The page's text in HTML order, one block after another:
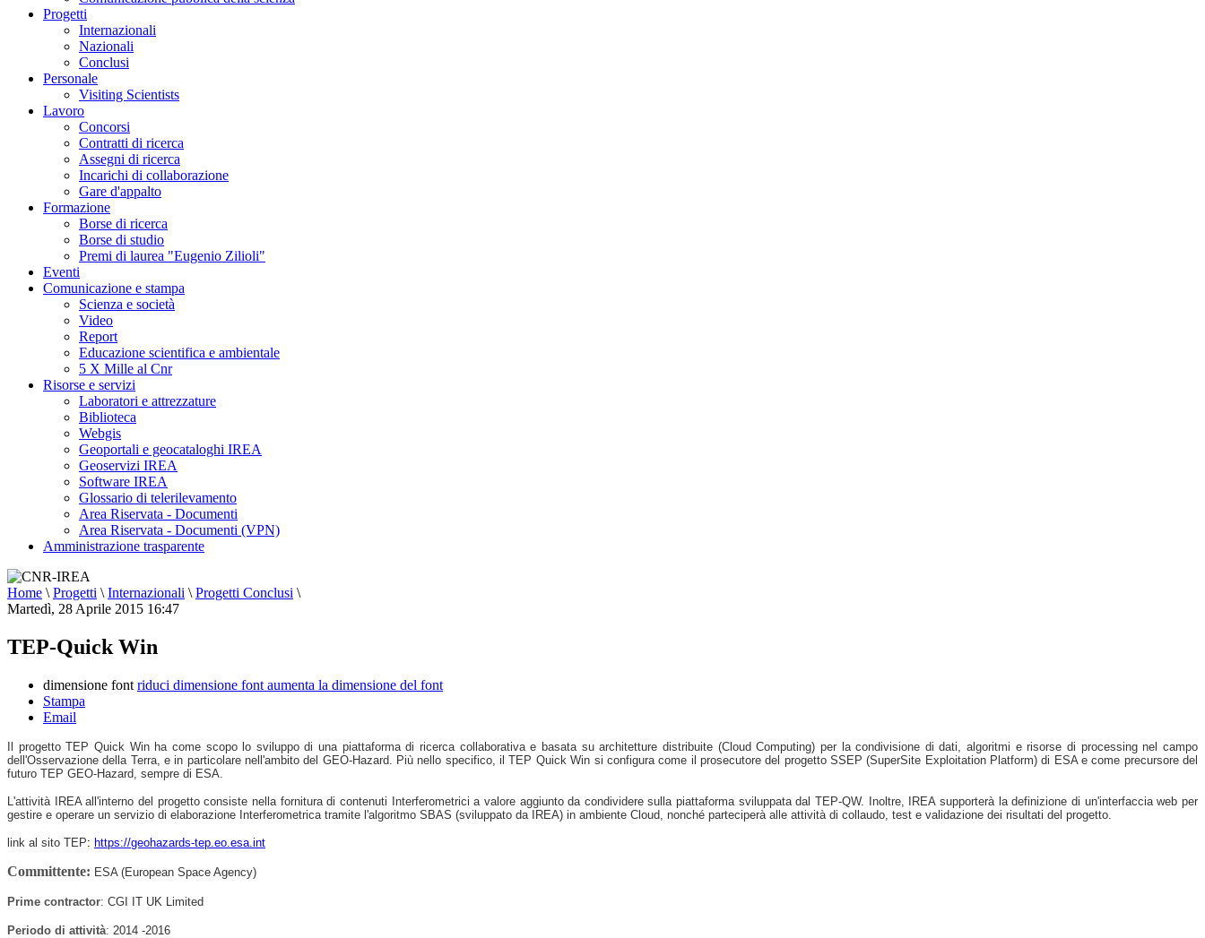
Progetti
Internazionali
Nazionali
Conclusi
Personale
Visiting Scientists
Lavoro
Concorsi
Contratti di ricerca
Assegni di ricerca
Incarichi di collaborazione
Gare d'appalto
Formazione
Borse di ricerca
Borse di studio
Premi di laurea "Eugenio Zilioli"
Eventi
Comunicazione e stampa
Scienza e società
Video
Report
Educazione scientifica e ambientale
5 X Mille al Cnr
Risorse e servizi
Laboratori e attrezzature
Biblioteca
Webgis
Geoportali e geocataloghi IREA
Geoservizi IREA
Software IREA
Glossario di telerilevamento
Area Riservata - Documenti
Area Riservata - Documenti (VPN)
Amministrazione trasparente
Home \ Progetti \ Internazionali \ Progetti Conclusi \
Martedì, 28 Aprile 2015 16:47
TEP-Quick Win
dimensione font riduci dimensione font aumenta la dimensione del font
Stampa
Email
Il progetto TEP Quick Win ha come scopo lo sviluppo di una piattaforma di ricerca collaborativa e basata su architetture distribuite (Cloud Computing) per la condivisione di dati, algoritmi e risorse di processing nel campo
dell'Osservazione della Terra, e in particolare nell'ambito del GEO-Hazard. Più nello specifico, il TEP Quick Win si configura come il prosecutore del progetto SSEP (SuperSite Exploitation Platform) di ESA e come precursore del
futuro TEP GEO-Hazard, sempre di ESA.
L'attività IREA all'interno del progetto consiste nella fornitura di contenuti Interferometrici a valore aggiunto da condividere sulla piattaforma sviluppata dal TEP-QW. Inoltre, IREA supporterà la definizione di un'interfaccia web per
gestire e operare un servizio di elaborazione Interferometrica tramite l'algoritmo SBAS (sviluppato da IREA) in ambiente Cloud, nonché parteciperà alle attività di collaudo, test e validazione dei risultati del progetto.
link al sito TEP: https://geohazards-tep.eo.esa.int
Committente: ESA (European Space Agency)
Prime contractor: CGI IT UK Limited
Periodo di attività: 2014 -2016